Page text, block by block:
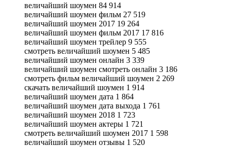
величайший шоумен 84 914
величайший шоумен фильм 27 519
величайший шоумен 2017 19 264
величайший шоумен фильм 2017 17 816
величайший шоумен трейлер 9 555
смотреть величайший шоумен 5 485
величайший шоумен онлайн 3 339
величайший шоумен смотреть онлайн 3 186
смотреть фильм величайший шоумен 2 269
скачать величайший шоумен 1 914
величайший шоумен дата 1 864
величайший шоумен дата выхода 1 761
величайший шоумен 2018 1 723
величайший шоумен актеры 1 721
смотреть величайший шоумен 2017 1 598
величайший шоумен отзывы 1 520